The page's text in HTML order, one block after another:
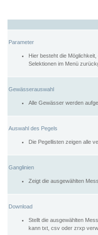
Parameter
Hier besteht die
Selektionen im Menü
Gewässerauswahl
Alle Gewässer werden
Auswahl des Pegels
Die Pegellisten zeigen alle
Ganglinien
Zeigt die ausgewählten
Download
Stellt die ausgewählten
kann txt, csv oder zrxp